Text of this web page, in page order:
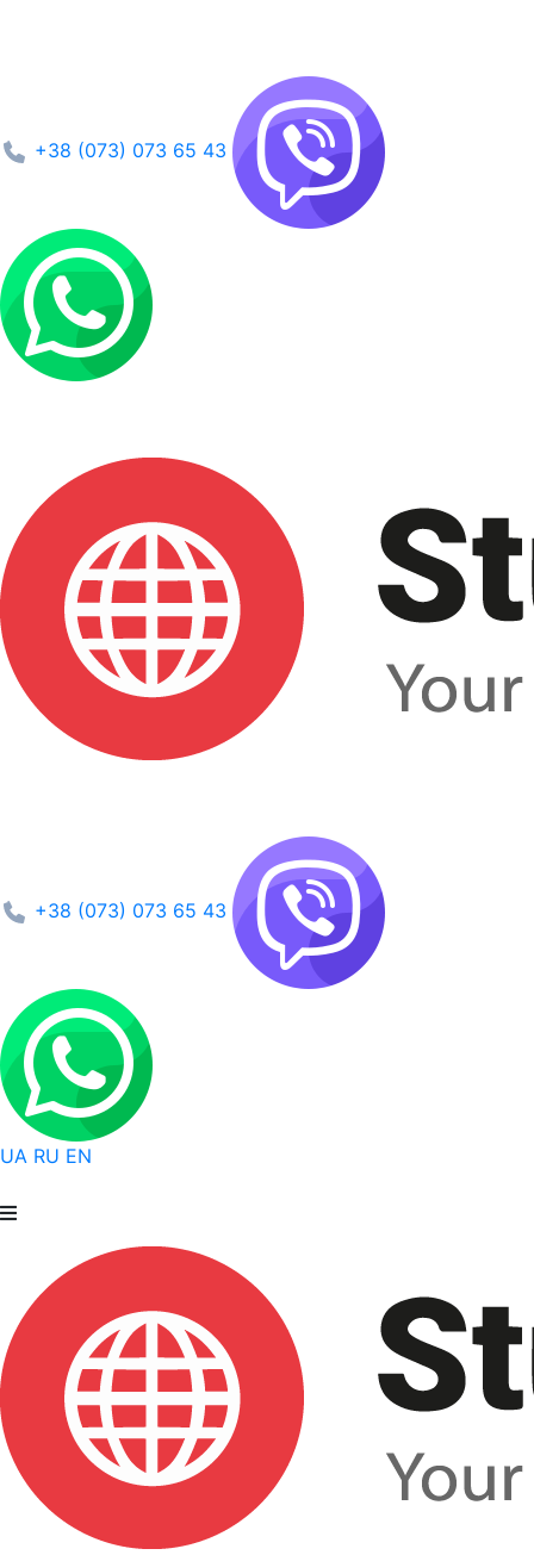
+38 (073) 073 65 43
+38 (073) 073 65 43
UA RU EN